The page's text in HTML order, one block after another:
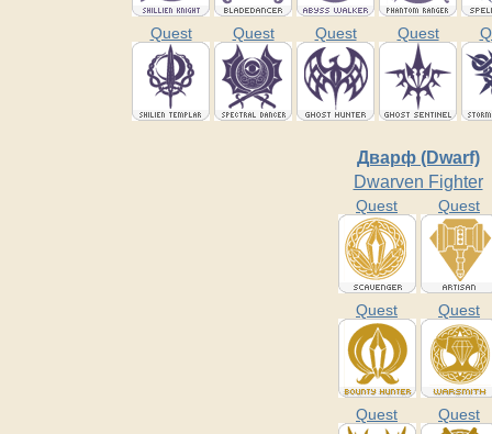
Quest Quest Quest Quest
Дварф (Dwarf)
Dwarven Fighter
Quest Quest
Quest Quest
Quest Quest